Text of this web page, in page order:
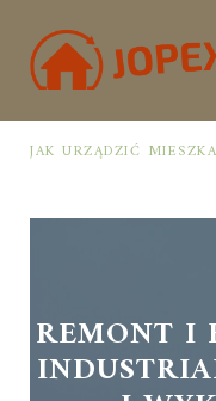
JAK URZĄDZIĆ MIESZKANIE PO PRZEPROWADZCE: PRAKTYCZNY PLAN OD ROZPAKOWANIA DO PRZYTULNEJ PRZESTRZENI
REMONT I